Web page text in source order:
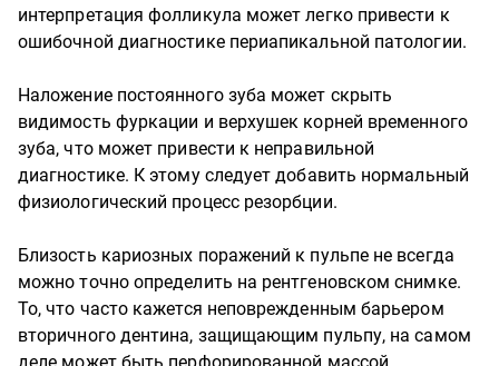
интерпретация фолликула может легко привести к
ошибочной диагностике периапикальной патологии.
Наложение постоянного зуба может скрыть
видимость фуркации и верхушек корней временного
зуба, что может привести к неправильной
диагностике. К этому следует добавить нормальный
физиологический процесс резорбции.
Близость кариозных поражений к пульпе не всегда
можно точно определить на рентгеновском снимке.
То, что часто кажется неповрежденным барьером
вторичного дентина, защищающим пульпу, на самом